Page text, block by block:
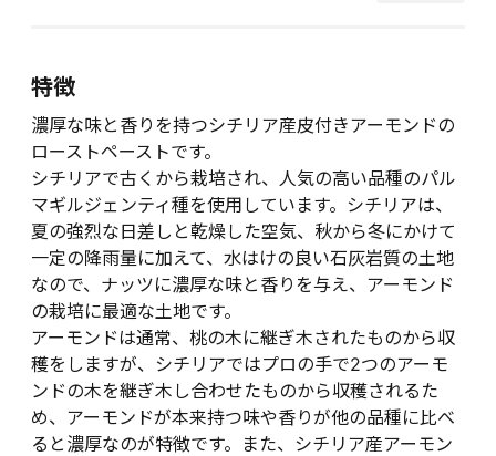
特徴
濃厚な味と香りを持つシチリア産皮付きアーモンドの
ローストペーストです。
シチリアで古くから栽培され、人気の高い品種のパル
マギルジェンティ種を使用しています。シチリアは、
夏の強烈な日差しと乾燥した空気、秋から冬にかけて
一定の降雨量に加えて、水はけの良い石灰岩質の土地
なので、ナッツに濃厚な味と香りを与え、アーモンド
の栽培に最適な土地です。
アーモンドは通常、桃の木に継ぎ木されたものから収
穫をしますが、シチリアではプロの手で2つのアーモ
ンドの木を継ぎ木し合わせたものから収穫されるた
め、アーモンドが本来持つ味や香りが他の品種に比べ
ると濃厚なのが特徴です。また、シチリア産アーモン